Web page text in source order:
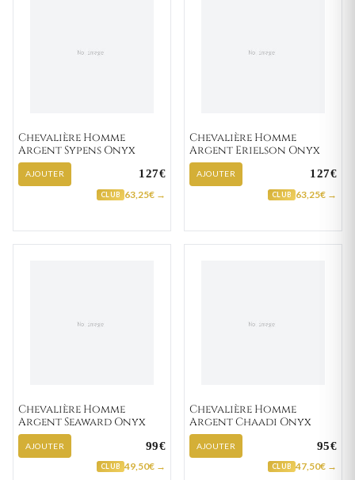
Chevalière Homme
Argent Sypens Onyx
AJOUTER 127€
CLUB 63,25€ →
Chevalière Homme
Argent Erielson Onyx
AJOUTER 127€
CLUB 63,25€ →
Chevalière Homme
Argent Seaward Onyx
AJOUTER 99€
CLUB 49,50€ →
Chevalière Homme
Argent Chaadi Onyx
AJOUTER 95€
CLUB 47,50€ →